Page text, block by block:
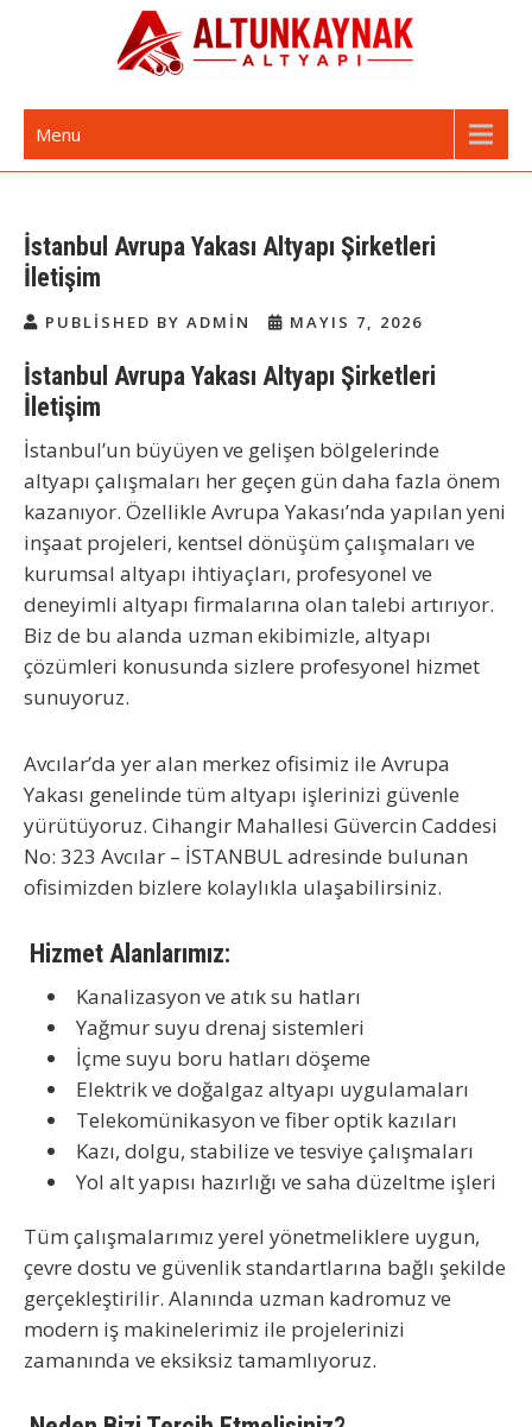
Altunkaynak Altyapı | Avrupa Yakası
Altyapı Firması
Menu
İstanbul Avrupa Yakası Altyapı Şirketleri
İletişim
PUBLISHED BY ADMIN MAYIS 7, 2026
İstanbul Avrupa Yakası Altyapı Şirketleri
İletişim
İstanbul’un büyüyen ve gelişen bölgelerinde
altyapı çalışmaları her geçen gün daha fazla önem
kazanıyor. Özellikle Avrupa Yakası’nda yapılan yeni
inşaat projeleri, kentsel dönüşüm çalışmaları ve
kurumsal altyapı ihtiyaçları, profesyonel ve
deneyimli altyapı firmalarına olan talebi artırıyor.
Biz de bu alanda uzman ekibimizle, altyapı
çözümleri konusunda sizlere profesyonel hizmet
sunuyoruz.
Avcılar’da yer alan merkez ofisimiz ile Avrupa
Yakası genelinde tüm altyapı işlerinizi güvenle
yürütüyoruz. Cihangir Mahallesi Güvercin Caddesi
No: 323 Avcılar – İSTANBULadresinde bulunan
ofisimizden bizlere kolaylıkla ulaşabilirsiniz.
Hizmet Alanlarımız:
Kanalizasyon ve atık su hatları
Yağmur suyu drenaj sistemleri
İçme suyu boru hatları döşeme
Elektrik ve doğalgaz altyapı uygulamaları
Telekomünikasyon ve fiber optik kazıları
Kazı, dolgu, stabilize ve tesviye çalışmaları
Yol alt yapısı hazırlığı ve saha düzeltme işleri
Tüm çalışmalarımız yerel yönetmeliklere uygun,
çevre dostu ve güvenlik standartlarına bağlı şekilde
gerçekleştirilir. Alanında uzman kadromuz ve
modern iş makinelerimiz ile projelerinizi
zamanında ve eksiksiz tamamlıyoruz.